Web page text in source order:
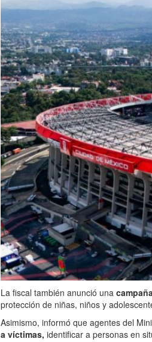
La fiscal también anunció una
protección de niñas, niños y
Asimismo, informó que agentes del
a víctimas, identificar a personas en